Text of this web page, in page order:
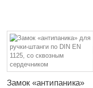
Замок «антипаника»